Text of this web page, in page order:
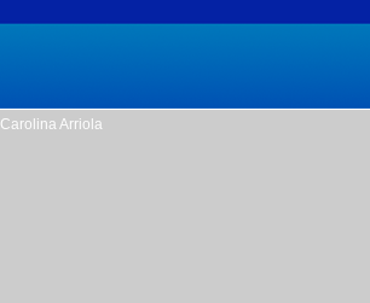
Carolina Arriola